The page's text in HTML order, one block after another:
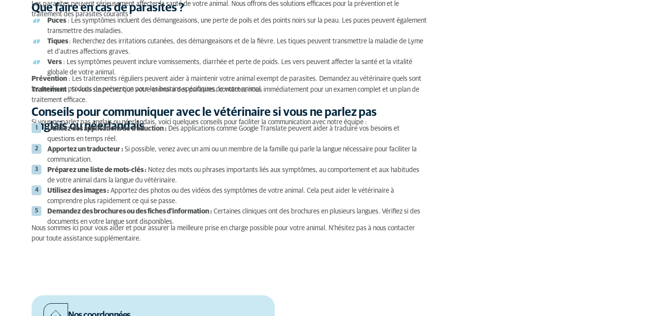
Que faire en cas de parasites ?
Les parasites peuvent sérieusement affecter la santé de votre animal. Nous offrons des solutions efficaces pour la prévention et le
traitement des parasites courants :
Puces : Les symptômes incluent des démangeaisons, une perte de poils et des points noirs sur la peau. Les puces peuvent également
transmettre des maladies.
Tiques : Recherchez des irritations cutanées, des démangeaisons et de la fièvre. Les tiques peuvent transmettre la maladie de Lyme
et d'autres affections graves.
Vers : Les symptômes peuvent inclure vomissements, diarrhée et perte de poids. Les vers peuvent affecter la santé et la vitalité
globale de votre animal.
Prévention : Les traitements réguliers peuvent aider à maintenir votre animal exempt de parasites. Demandez au vétérinaire quels sont
les meilleurs produits de prévention pour les besoins spécifiques de votre animal.
Traitement : Si vous suspectez que votre animal a des parasites, contactez-nous immédiatement pour un examen complet et un plan de
traitement efficace.
Conseils pour communiquer avec le vétérinaire si vous ne parlez pas
anglais ou néerlandais
Si vous ne parlez pas anglais ou néerlandais, voici quelques conseils pour faciliter la communication avec notre équipe :
Utilisez des applications de traduction : Des applications comme Google Translate peuvent aider à traduire vos besoins et
questions en temps réel.
Apportez un traducteur : Si possible, venez avec un ami ou un membre de la famille qui parle la langue nécessaire pour faciliter la
communication.
Préparez une liste de mots-clés : Notez des mots ou phrases importants liés aux symptômes, au comportement et aux habitudes
de votre animal dans la langue du vétérinaire.
Utilisez des images : Apportez des photos ou des vidéos des symptômes de votre animal. Cela peut aider le vétérinaire à
comprendre plus rapidement ce qui se passe.
Demandez des brochures ou des fiches d'information : Certaines cliniques ont des brochures en plusieurs langues. Vérifiez si des
documents en votre langue sont disponibles.
Nous sommes ici pour vous aider et pour assurer la meilleure prise en charge possible pour votre animal. N’hésitez pas à nous contacter
pour toute assistance supplémentaire.